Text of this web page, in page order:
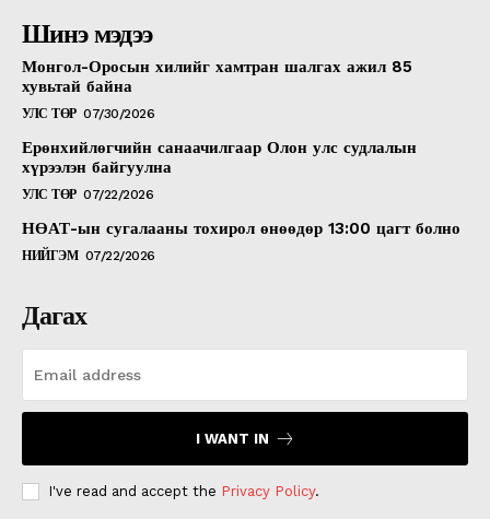
Шинэ мэдээ
Монгол-Оросын хилийг хамтран шалгах ажил 85
хувьтай байна
УЛС ТӨР 07/30/2026
Ерөнхийлөгчийн санаачилгаар Олон улс судлалын
хүрээлэн байгуулна
УЛС ТӨР 07/22/2026
НӨАТ-ын сугалааны тохирол өнөөдөр 13:00 цагт болно
НИЙГЭМ 07/22/2026
Дагах
I WANT IN
I've read and accept the Privacy Policy.